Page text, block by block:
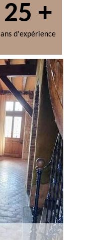
25 +
ans d'expérience